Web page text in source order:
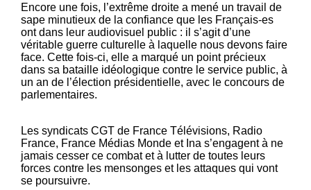
Encore une fois, l’extrême droite a mené un travail de
sape minutieux de la confiance que les Français-es
ont dans leur audiovisuel public : il s’agit d’une
véritable guerre culturelle à laquelle nous devons faire
face. Cette fois-ci, elle a marqué un point précieux
dans sa bataille idéologique contre le service public, à
un an de l’élection présidentielle, avec le concours de
parlementaires.
Les syndicats CGT de France Télévisions, Radio
France, France Médias Monde et Ina s’engagent à ne
jamais cesser ce combat et à lutter de toutes leurs
forces contre les mensonges et les attaques qui vont
se poursuivre.